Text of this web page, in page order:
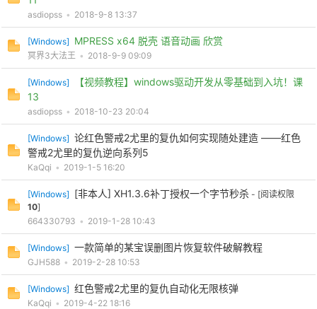
asdiopss • 2018-9-8 13:37
[Windows] MPRESS x64 脱壳 语音动画 欣赏
冥界3大法王 • 2018-9-9 09:09
[Windows]
【视频教程】windows驱动开发从零基础到入坑！课
13
asdiopss • 2018-10-23 20:04
[Windows] 论红色警戒2尤里的复仇如何实现随处建造 ——红色
警戒2尤里的复仇逆向系列5
KaQqi • 2019-1-5 16:20
[Windows] [非本人] XH1.3.6补丁授权一个字节秒杀 - [阅读权限
10]
664330793 • 2019-1-28 10:43
[Windows] 一款简单的某宝误删图片恢复软件破解教程
GJH588 • 2019-2-28 10:53
[Windows] 红色警戒2尤里的复仇自动化无限核弹
KaQqi • 2019-4-22 18:16